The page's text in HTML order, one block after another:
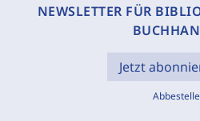
NEWSLETTER FÜR
Jetzt